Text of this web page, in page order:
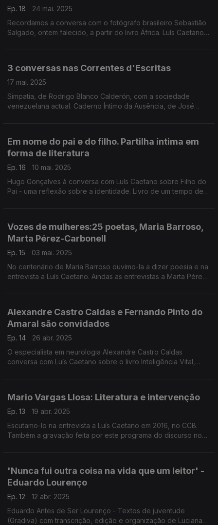
Ep. 18
24 mai. 2025
Recordamos a conversa com o fotógrafo brasileiro Sebastião
Salgado, ontem falecido, a partir do livro África. Luís Caetano
3 conversas nas Correntes d'Escritas
17 mai. 2025
Simpatia, de Rodrigo Blanco Calderón, com a sociedade
venezuelana actual. Caderno Íntimo da Ausência, de José
Em nome do pai e do filho. Partilha íntima em
forma de literatura
Ep. 16
10 mai. 2025
Hugo Gonçalves à conversa com Luís Caetano sobre Filho do
Pai - uma reflexão sobre a identidade. Livro de um tempo de
Vozes de mulheres:25 poetas, Maria Barroso,
Marta Pérez-Carbonell
Ep. 15
03 mai. 2025
No centenário de Maria Barroso ouvimo-la a dizer poesia e na
entrevista a Luís Caetano. Aindas as entrevistas a Marta Pérez-
Alexandre Castro Caldas e Fernando Pinto do
Amaral são convidados
Ep. 14
26 abr. 2025
O especialista em neurologia Alexandre Castro Caldas
conversa com Luís Caetano sobre o livro Inteligência Vital,
Mario Vargas Llosa: Literatura e intervenção
Ep. 13
19 abr. 2025
Escutamo-lo na entrevista a Luís Caetano em 2016, no CCB.
Também a gravação feita por este programa do discurso no
'Nunca fui outra coisa na vida que um leitor' -
Eduardo Lourenço
Ep. 12
12 abr. 2025
Eduardo Antes de Ser Lourenço - Textos de juventude
(Gradiva) com transcrição, edição e organização de Luciana